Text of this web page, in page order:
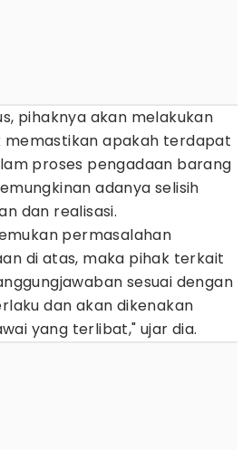
pihaknya akan melakukan
memastikan apakah terdapat
proses pengadaan barang
adanya selisih
dan realisasi.
permasalahan
di atas, maka pihak terkait
sesuai dengan
dan akan dikenakan
yang terlibat," ujar dia.